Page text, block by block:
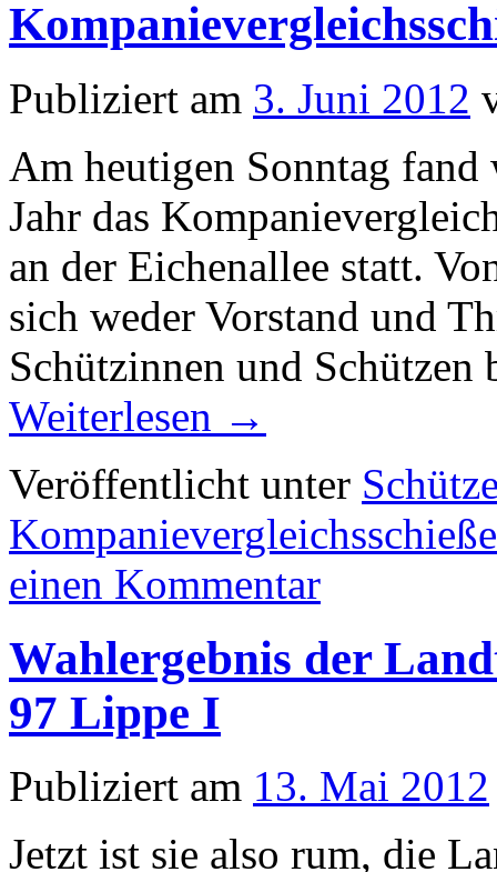
Publiziert am 3. Juni 2012
Am heutigen Sonntag
Jahr das
an der Eichenallee statt.
sich weder Vorstand und
Schützinnen und
Weiterlesen →
Veröffentlicht unter
einen Kommentar
Wahlergebnis der
97 Lippe I
Publiziert am 13. Mai 2012
Jetzt ist sie also rum, die